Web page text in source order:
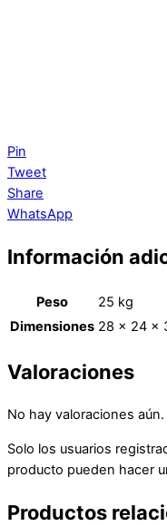
Pin
Tweet
Share
WhatsApp
Información
Peso
25 kg
Dimensiones 28 × 24 ×
Valoraciones
No hay valoraciones aún.
Solo los usuarios
producto pueden hacer
Productos